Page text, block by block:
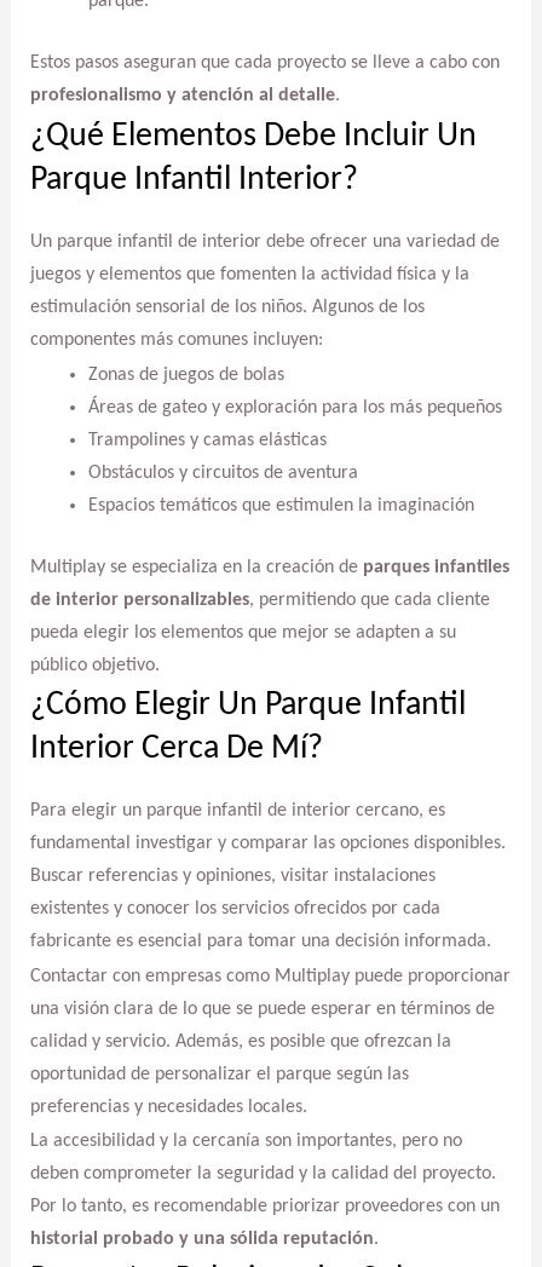
Estos pasos aseguran que cada proyecto se lleve a cabo con
profesionalismo y atención al detalle.
¿Qué Elementos Debe Incluir Un
Parque Infantil Interior?
Un parque infantil de interior debe ofrecer una variedad de
juegos y elementos que fomenten la actividad física y la
estimulación sensorial de los niños. Algunos de los
componentes más comunes incluyen:
Zonas de juegos de bolas
Áreas de gateo y exploración para los más pequeños
Trampolines y camas elásticas
Obstáculos y circuitos de aventura
Espacios temáticos que estimulen la imaginación
Multiplay se especializa en la creación de parques infantiles
de interior personalizables, permitiendo que cada cliente
pueda elegir los elementos que mejor se adapten a su
público objetivo.
¿Cómo Elegir Un Parque Infantil
Interior Cerca De Mí?
Para elegir un parque infantil de interior cercano, es
fundamental investigar y comparar las opciones disponibles.
Buscar referencias y opiniones, visitar instalaciones
existentes y conocer los servicios ofrecidos por cada
fabricante es esencial para tomar una decisión informada.
Contactar con empresas como Multiplay puede proporcionar
una visión clara de lo que se puede esperar en términos de
calidad y servicio. Además, es posible que ofrezcan la
oportunidad de personalizar el parque según las
preferencias y necesidades locales.
La accesibilidad y la cercanía son importantes, pero no
deben comprometer la seguridad y la calidad del proyecto.
Por lo tanto, es recomendable priorizar proveedores con un
historial probado y una sólida reputación.